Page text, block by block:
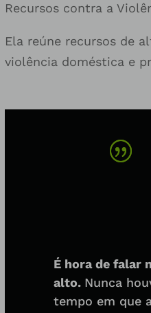
Recursos contra a
Ela reúne recursos de
violência doméstica e
É hora de falar
alto. Nunca
tempo em que